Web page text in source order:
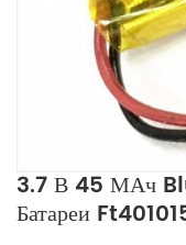
3.7 В 45 МАч
Батареи